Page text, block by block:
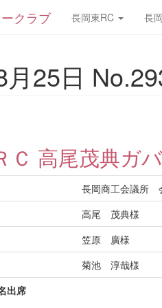
クラブ 長岡東RC 長
25日
Ｃ 高尾茂典ガ
長岡商工会議所
高尾 茂典様
笠原 廣様
菊池 淳哉様
出席